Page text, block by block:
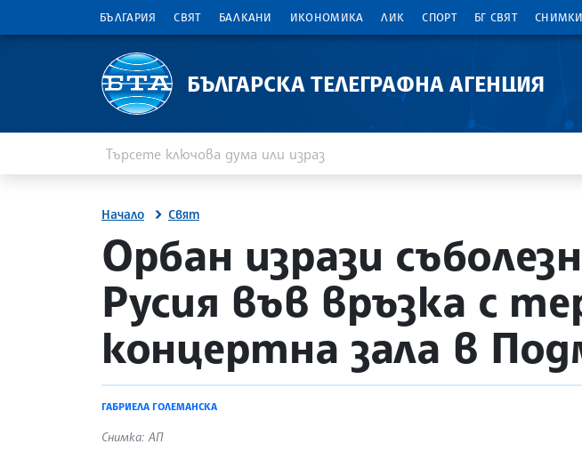
БЪЛГАРИЯ СВЯТ БАЛКАНИ ИКОНОМИКА ЛИК СПОРТ БГ СВЯТ СНИМКИ
БЪЛГАРСКА ТЕЛЕГРАФНА АГЕНЦИЯ
Начало Свят
site.bta
Орбан изрази
Русия във връзка с
концертна зала в
ГАБРИЕЛА ГОЛЕМАНСКА
Снимка: АП